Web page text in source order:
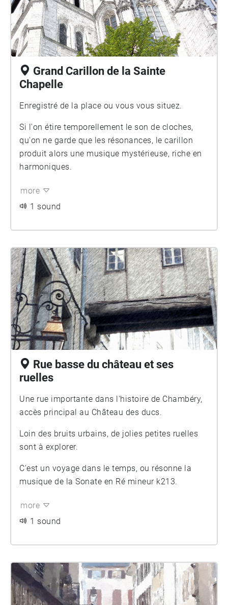
Grand Carillon de la Sainte
Chapelle
Enregistré de la place ou vous vous situez.
Si l'on étire temporellement le son de cloches,
qu'on ne garde que les résonances, le carillon
produit alors une musique mystérieuse, riche en
harmoniques.
more
1 sound
Rue basse du château et ses
ruelles
Une rue importante dans l'histoire de Chambéry,
accès principal au Château des ducs.
Loin des bruits urbains, de jolies petites ruelles
sont à explorer.
C'est un voyage dans le temps, ou résonne la
musique de la Sonate en Ré mineur k213.
more
1 sound